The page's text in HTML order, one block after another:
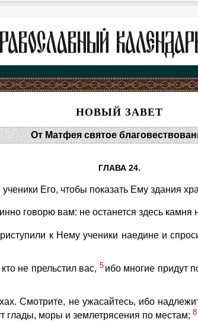
НОВЫЙ ЗАВЕТ
От Матфея святое
ГЛАВА 24.
Его, чтобы показать Ему здания
говорю вам: не останется здесь камня
к Нему ученики наедине и
не прельстил вас, 5 ибо многие придут
Смотрите, не ужасайтесь, ибо
глады, моры и землетрясения по местам; 8